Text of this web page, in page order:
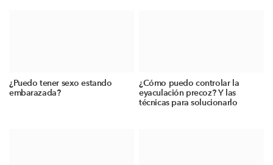
¿Puedo tener sexo estando
embarazada?
¿Cómo puedo controlar la
eyaculación precoz? Y las
técnicas para solucionarlo